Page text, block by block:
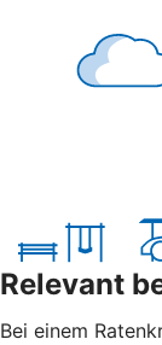
Relevant
Bei einem